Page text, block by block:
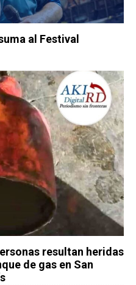
al Festival
resultan heridas
de gas en San